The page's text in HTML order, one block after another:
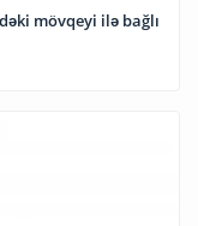
mövqeyi ilə bağlı